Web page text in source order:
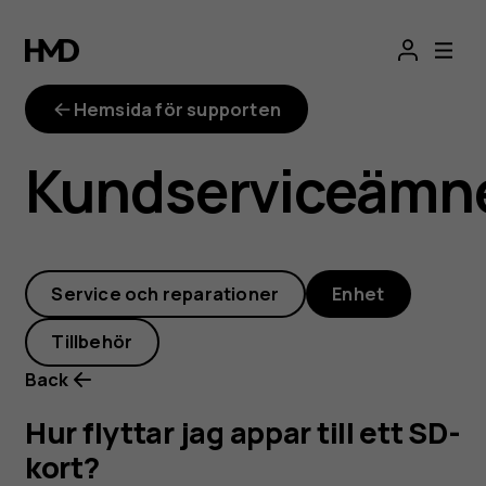
Hur
flyttar
jag
appar
till
ett
SD-
kort?
Hemsida för supporten
Service och reparationer Enhet
Tillbehör
Back
Hur flyttar jag appar till ett SD-
kort?